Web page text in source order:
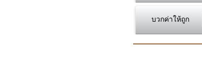
บวกค่าให้ถูก